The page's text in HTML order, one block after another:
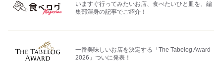
いますぐ行ってみたいお店、食べたいひと皿を、編
集部渾身の記事でご紹介！
一番美味しいお店を決定する「The Tabelog Award
2026」ついに発表！